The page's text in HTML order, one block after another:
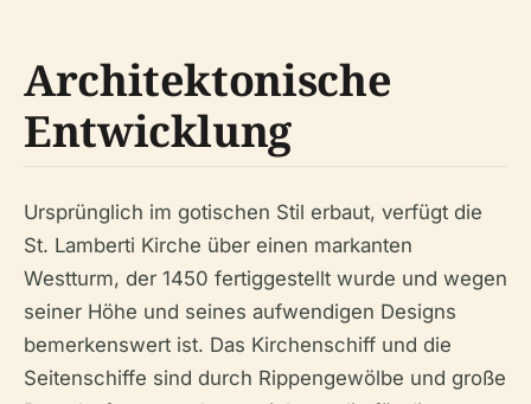
Architektonische
Entwicklung
Ursprünglich im gotischen Stil erbaut, verfügt die
St. Lamberti Kirche über einen markanten
Westturm, der 1450 fertiggestellt wurde und wegen
seiner Höhe und seines aufwendigen Designs
bemerkenswert ist. Das Kirchenschiff und die
Seitenschiffe sind durch Rippengewölbe und große